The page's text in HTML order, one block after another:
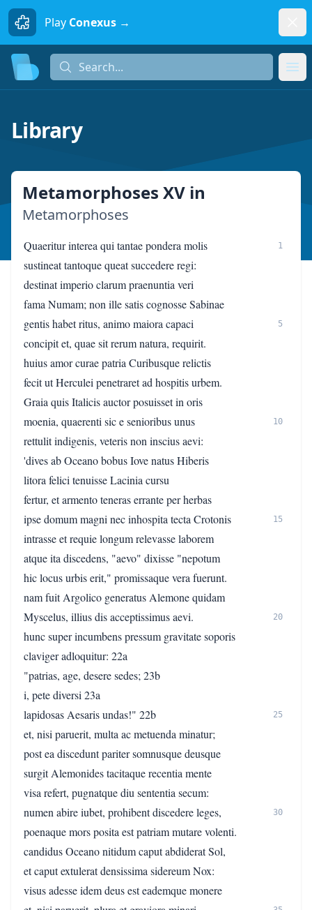
Play Conexus →
Search...
Library
Metamorphoses XV in
Metamorphoses
Quaeritur interea qui tantae pondera molis 1
sustineat tantoque queat succedere regi:
destinat imperio clarum praenuntia veri
fama Numam; non ille satis cognosse Sabinae
gentis habet ritus, animo maiora capaci
5
concipit et, quae sit rerum natura, requirit.
huius amor curae patria Curibusque relictis
fecit ut Herculei penetraret ad hospitis urbem.
Graia quis Italicis auctor posuisset in oris
moenia, quaerenti sic e senioribus unus
10
rettulit indigenis, veteris non inscius aevi:
'dives ab Oceano bobus Iove natus Hiberis
litora felici tenuisse Lacinia cursu
fertur, et armento teneras errante per herbas
ipse domum magni nec inhospita tecta Crotonis
15
intrasse et requie longum relevasse laborem
atque ita discedens, "aevo" dixisse "nepotum
hic locus urbis erit," promissaque vera fuerunt.
nam fuit Argolico generatus Alemone quidam
Myscelus, illius dis acceptissimus aevi.
20
hunc super incumbens pressum gravitate soporis
claviger adloquitur: 22a
"patrias, age, desere sedes; 23b
i, pete diversi 23a
lapidosas Aesaris undas!" 22b
25
et, nisi paruerit, multa ac metuenda minatur;
post ea discedunt pariter somnusque deusque
surgit Alemonides tacitaque recentia mente
visa refert, pugnatque diu sententia secum:
numen abire iubet, prohibent discedere leges,
30
poenaque mors posita est patriam mutare volenti.
candidus Oceano nitidum caput abdiderat Sol,
et caput extulerat densissima sidereum Nox:
visus adesse idem deus est eademque monere